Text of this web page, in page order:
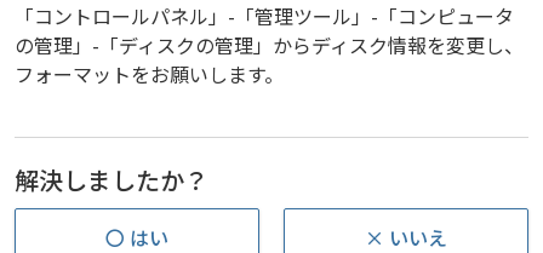
「コントロールパネル」-「管理ツール」-「コンピュータ
の管理」-「ディスクの管理」からディスク情報を変更し、
フォーマットをお願いします。
解決しましたか？
〇 はい × いいえ